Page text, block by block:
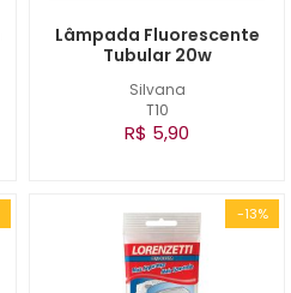
Silvana
T10
Lâmpada Fluorescente
Tubular 20w
R$ 5,90
-13%